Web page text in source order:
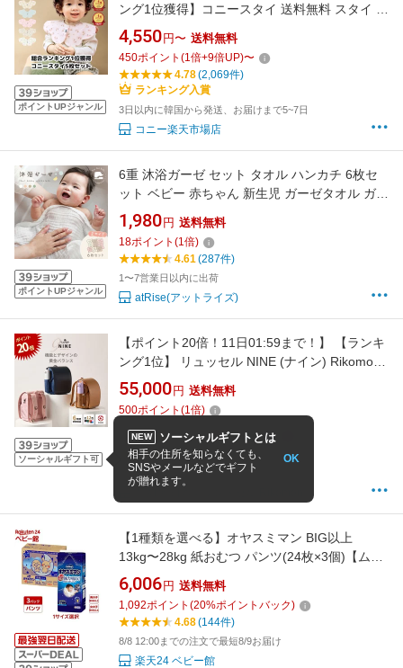
ポイントUPジャンル
ング1位獲得】コニースタイ 送料無料 スタイ 可
愛い 360 ローリング コニー Konny ベビーコー
デ よだれかけ セット ベビースタイ 抱っこ紐 よ
だれカバー
4,550 円〜 送料無料
450ポイント (1倍+9倍UP)〜
4.78(2,069件)
ランキング入賞
3日以内に韓国から発送、お届けまで5~7日
コニー楽天市場店
ポイントUPジャンル
6重 沐浴ガーゼ セット タオル ハンカチ 6枚セ
ット ベビー 赤ちゃん 新生児 ガーゼタオル ガー
ゼハンカチ 沐浴布 湯上り 綿100％ 吸水速乾 ガ
ーゼ 保育園 幼稚園 くすみカラー 大 小 敏感肌
ふんわり
1,980 円 送料無料
18ポイント (1倍)
4.61(287件)
1〜7営業日以内に出荷
atRise(アットライズ)
ソーシャルギフト可
【ポイント20倍！11日01:59まで！】 【ランキ
ング1位】 リュッセル NINE (ナイン) Rikomon
ランドセル リコモン リュック 男の子 女の子 ラ
ンリュック おしゃれ 軽い 軽量 大容量 撥水 国
産 日本製 ナイロン A4 フラットファイル タブ
レット
55,000 円 送料無料
500ポイント (1倍)
4.65(320件)
(2027年2月〜3月頃お届け)
【1種類を選べる】オヤスミマン BIG以上
13kg〜28kg 紙おむつ パンツ(24枚×3個)【ムー
ニー オネショパンツ】
6,006 円 送料無料
1,092ポイント (20%ポイントバック)
4.68(144件)
8/8 12:00までの注文で最短8/9お届け
楽天24 ベビー館
NEW ソーシャルギフトとは
相手の住所を知らなくても、
SNSやメールなどでギフト
が贈れます。
OK